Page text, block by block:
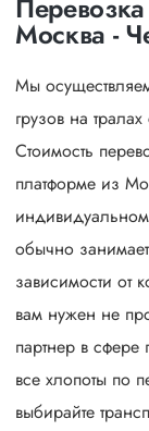
Москва -
Мы
грузов на
Стоимость
платформе из
обычно
зависимости от
вам нужен не
партнер в сфере
все хлопоты по
выбирайте